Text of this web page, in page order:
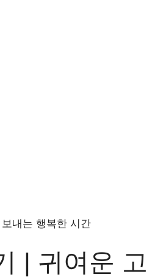
내는 행복한 시간
| 귀여운 고